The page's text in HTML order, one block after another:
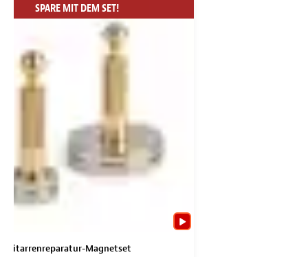
SPARE MIT DEM SET!
Gitarrenreparatur-Magnetset